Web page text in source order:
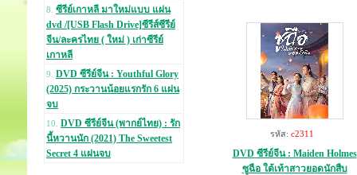
8. ซีรีย์เกาหลี มาใหม่แบบ แผ่น
dvd /[USB Flash Drive]ซีรีส์ซีรีย์
จีน/ละครไทย ( ใหม่ ) เก่าซีรีย์
เกาหลี
9. DVD ซีรีย์จีน : Youthful Glory
(2025) กระวานน้อยแรกรัก 6 แผ่น
จบ
10. DVD ซีรีย์จีน (พากย์ไทย) : รัก
นี้หวานนัก (2021) The Sweetest
Secret 4 แผ่นจบ
รหัส: c2311
DVD ซีรีย์จีน : Maiden Holmes
ซูฉือ ใต้เท้าสาวยอดนักสืบ